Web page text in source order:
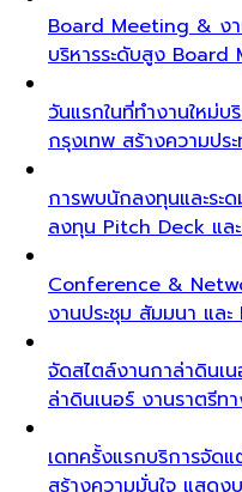
Board Meeting & งา
บริหารระดับสูง Board
วันแรกในที่ทำงานใหม่บ
กรุงเทพ สร้างความปร
การพบนักลงทุนและระ
ลงทุน Pitch Deck แล
Conference &
งานประชุม สัมมนา แล
จัดสไตล์งานกาล่าดินเน
ล่าดินเนอร์ งานราตรีท
เดทครั้งแรกบริการจัดแ
สร้างความมั่นใจ แสด